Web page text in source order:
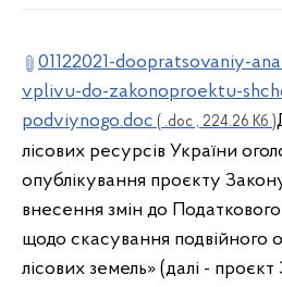
01122021-doopratsovaniy-
vplivu-do-zakonoproektu-
podviynogo.doc ( .doc , 224.26 Кб )
лісових ресурсів України
опублікування проєкту
внесення змін до
щодо скасування подвійного
лісових земель» (далі - проєкт